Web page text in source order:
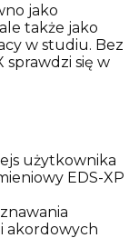
jako
także jako
w studiu. Bez
się w
użytkownika
EDS-XP
akordowych